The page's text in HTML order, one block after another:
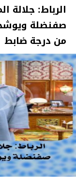
الرباط: جلالة
صفنضلة
من درجة ضابط